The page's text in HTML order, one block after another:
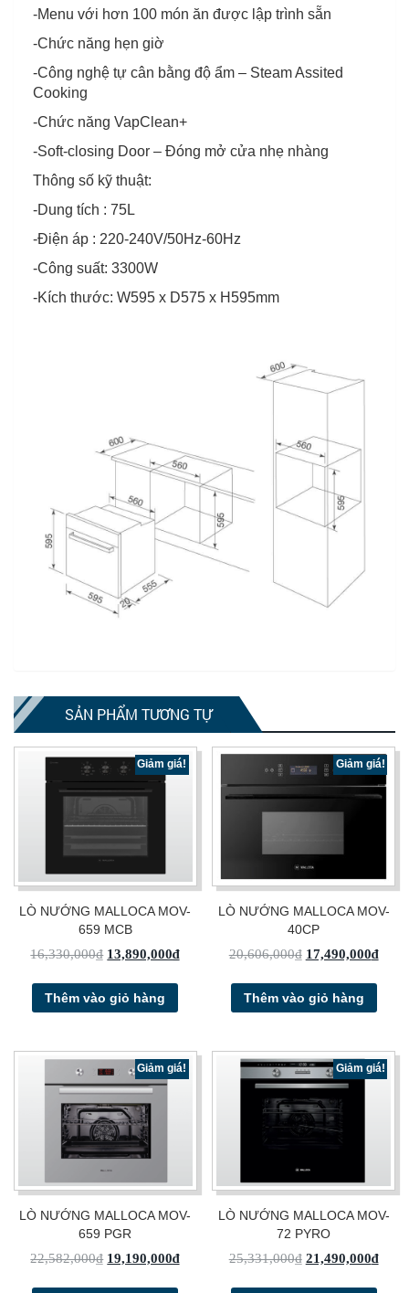
-Menu với hơn 100 món ăn được lập trình sẵn
-Chức năng hẹn giờ
-Công nghệ tự cân bằng độ ẩm – Steam Assited
Cooking
-Chức năng VapClean+
-Soft-closing Door – Đóng mở cửa nhẹ nhàng
Thông số kỹ thuật:
-Dung tích : 75L
-Điện áp : 220-240V/50Hz-60Hz
-Công suất: 3300W
-Kích thước: W595 x D575 x H595mm
SẢN PHẨM TƯƠNG TỰ
Giảm giá!
LÒ NƯỚNG MALLOCA MOV-
659 MCB
16,330,000₫ 13,890,000₫
Thêm vào giỏ hàng
Giảm giá!
LÒ NƯỚNG MALLOCA MOV-
40CP
20,606,000₫ 17,490,000₫
Thêm vào giỏ hàng
Giảm giá!
LÒ NƯỚNG MALLOCA MOV-
659 PGR
22,582,000₫ 19,190,000₫
Giảm giá!
LÒ NƯỚNG MALLOCA MOV-
72 PYRO
25,331,000₫ 21,490,000₫